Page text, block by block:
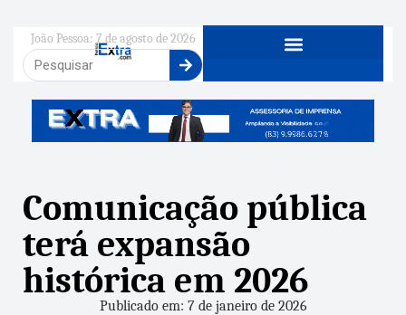
João Pessoa: 7 de agosto de 2026
Comunicação pública
terá expansão
histórica em 2026
Publicado em: 7 de janeiro de 2026